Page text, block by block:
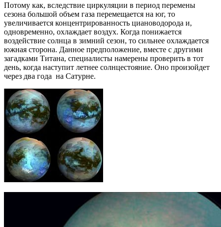
Потому как, вследствие циркуляции в период перемены
сезона большой объем газа перемещается на юг, то
увеличивается концентрированность циановодорода и,
одновременно, охлаждает воздух. Когда понижается
воздействие солнца в зимний сезон, то сильнее охлаждается
южная сторона. Данное предположение, вместе с другими
загадками Титана, специалисты намерены проверить в тот
день, когда наступит летнее солнцестояние. Оно произойдет
через два года на Сатурне.